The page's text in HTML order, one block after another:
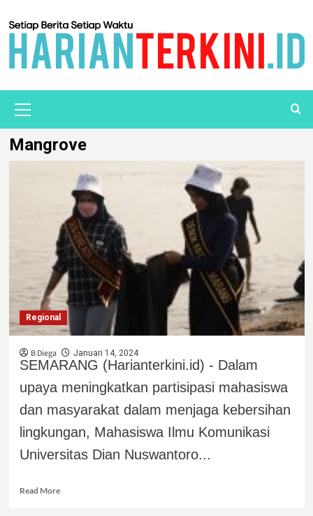
Mangrove
Regional
B Diega Januari 14, 2024
SEMARANG (Harianterkini.id) - Dalam
upaya meningkatkan partisipasi mahasiswa
dan masyarakat dalam menjaga kebersihan
lingkungan, Mahasiswa Ilmu Komunikasi
Universitas Dian Nuswantoro...
Read More